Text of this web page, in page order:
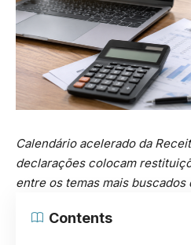
Calendário acelerado da
declarações colocam
entre os temas mais buscados
Contents